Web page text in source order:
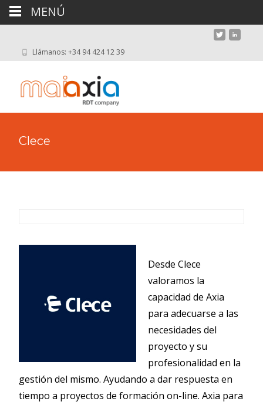
Llámanos: +34 94 424 12 39
Clece
Desde Clece
valoramos la
capacidad de Axia
para adecuarse a las
necesidades del
proyecto y su
profesionalidad en la
gestión del mismo. Ayudando a dar respuesta en
tiempo a proyectos de formación on-line. Axia para
MENÚ